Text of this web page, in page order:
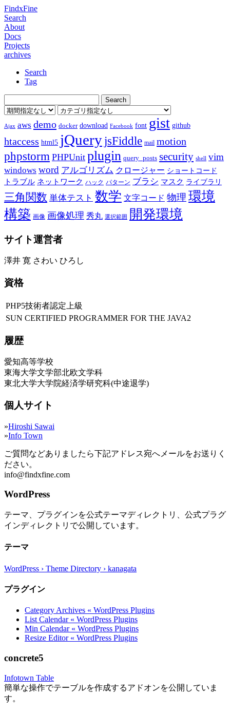
FindxFine
Search
About
Docs
Projects
archives
Search
Tag
Ajax aws demo docker download Facebook font gist github
htaccess html5 jQuery jsFiddle mail motion
phpstorm PHPUnit plugin query_posts security shell vim
windows word アルゴリズム クロージャー ショートコード
トラブル ネットワーク ハック パターン ブラシ マスク ライブラリ
三角関数 単体テスト 数学 文字コード 物理 環境
構築 画像 画像処理 秀丸 選択範囲 開発環境
サイト運営者
澤井 寛 さわい ひろし
資格
PHP5技術者認定上級
SUN CERTIFIED PROGRAMMER FOR THE JAVA2
履歴
愛知高等学校
東海大学文学部北欧文学科
東北大学大学院経済学研究科(中途退学)
個人サイト
»Hiroshi Sawai
»Info Town
ご質問などありましたら下記アドレス宛へメールをお送りく
ださい。
info@findxfine.com
WordPress
テーマ、プラグインを公式テーマディレクトリ、公式プラグ
インディレクトリで公開しています。
テーマ
WordPress › Theme Directory › kanagata
プラグイン
Category Archives « WordPress Plugins
List Calendar « WordPress Plugins
Min Calendar « WordPress Plugins
Resize Editor « WordPress Plugins
concrete5
Infotown Table
簡単な操作でテーブルを作成するアドオンを公開していま
す。